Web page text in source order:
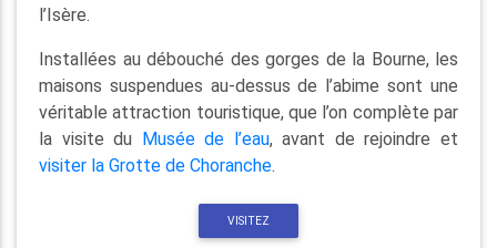
l’Isère.
Installées au débouché des gorges de la Bourne, les
maisons suspendues au-dessus de l’abime sont une
véritable attraction touristique, que l’on complète par
la visite du Musée de l’eau, avant de rejoindre et
visiter la Grotte de Choranche.
VISITEZ